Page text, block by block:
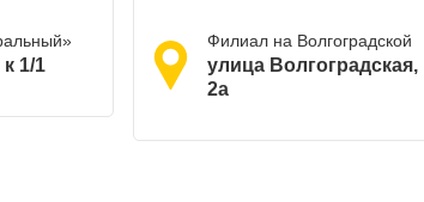
1/1
Филиал на Волгоградской
​улица Волгоградская,
2а​